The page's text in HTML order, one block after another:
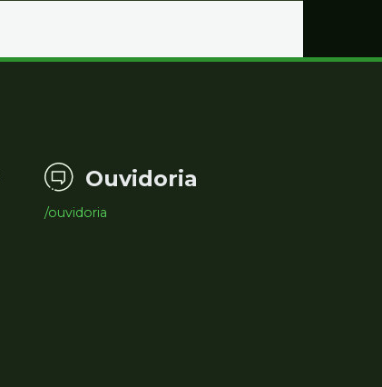
Ouvidoria
/ouvidoria